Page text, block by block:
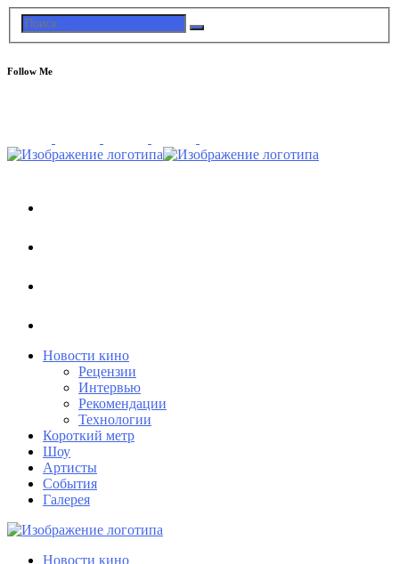
Follow Me
Новости кино
Рецензии
Интервью
Рекомендации
Технологии
Короткий метр
Шоу
Артисты
События
Галерея
Новости кино